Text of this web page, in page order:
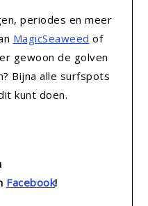
periodes en meer
MagicSeaweed of
gewoon de golven
Bijna alle surfspots
kunt doen.
Facebook!